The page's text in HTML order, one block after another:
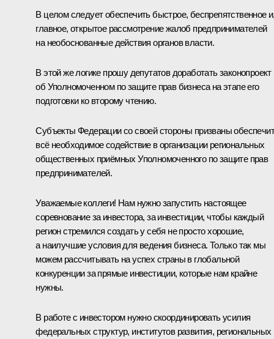
В целом следует обеспечить быстрое, беспрепятственное
главное, открытое рассмотрение жалоб предпринимателей
на необоснованные действия органов власти.
В этой же логике прошу депутатов доработать законопроект
об Уполномоченном по защите прав бизнеса на этапе его
подготовки ко второму чтению.
Субъекты Федерации со своей стороны призваны
всё необходимое содействие в организации региональных
общественных приёмных Уполномоченного по защите прав
предпринимателей.
Уважаемые коллеги! Нам нужно запустить настоящее
соревнование за инвестора, за инвестиции, чтобы каждый
регион стремился создать у себя не просто хорошие,
а наилучшие условия для ведения бизнеса. Только так мы
можем рассчитывать на успех страны в глобальной
конкуренции за прямые инвестиции, которые нам крайне
нужны.
В работе с инвестором нужно скоординировать усилия
федеральных структур, институтов развития, региональных